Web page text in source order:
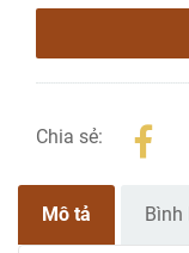
Chia sẻ:
Mô tả Bình